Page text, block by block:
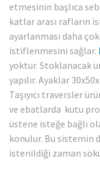
etmesinin başlıca
katlar arası rafların
ayarlanması daha
istiflenmesini sağlar.
yoktur. Stoklanacak
yapılır. Ayaklar
Taşıyıcı traversler
ve ebatlarda kutu
üstene isteğe bağlı
konulur. Bu sistemin
istenildiği zaman